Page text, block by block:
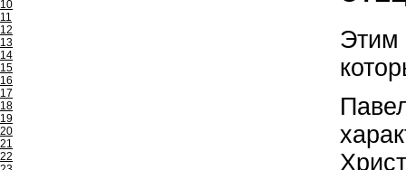
10
11
12
13
14
15
16
17
18
19
20
21
22
Этим